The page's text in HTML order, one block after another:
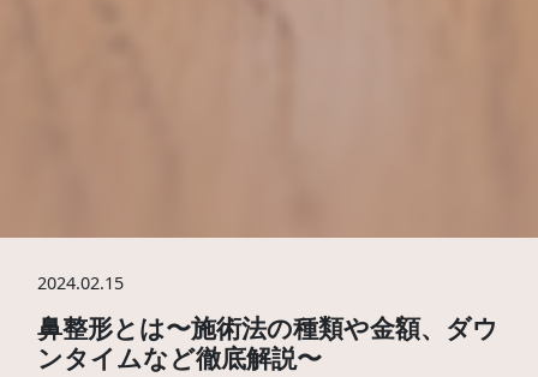
2024.02.15
鼻整形とは〜施術法の種類や金額、ダウ
ンタイムなど徹底解説〜